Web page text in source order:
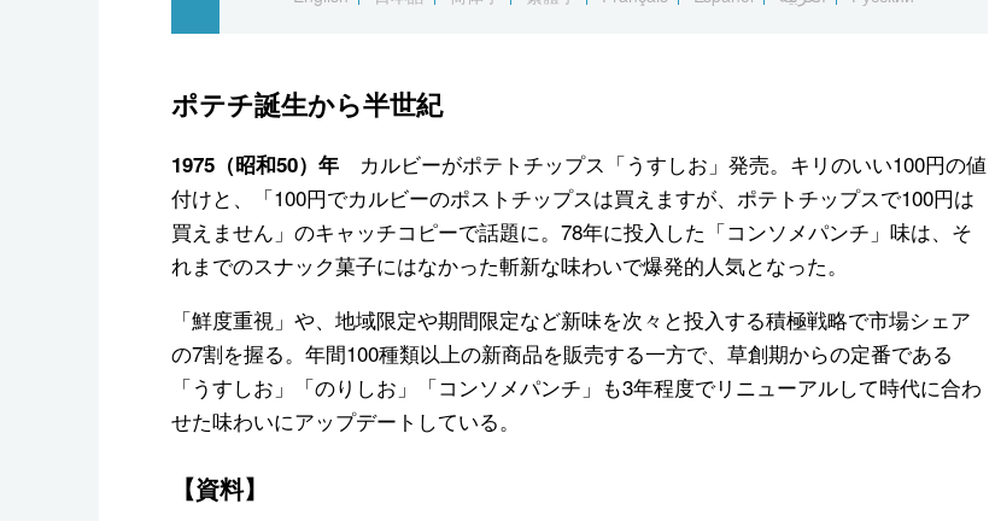
ポテチ誕生から半世紀
1975（昭和50）年カルビーがポテトチップス「うすしお」発売。キリのいい100円の値
付けと、「100円でカルビーのポストチップスは買えますが、ポテトチップスで100円は
買えません」のキャッチコピーで話題に。78年に投入した「コンソメパンチ」味は、そ
れまでのスナック菓子にはなかった斬新な味わいで爆発的人気となった。
「鮮度重視」や、地域限定や期間限定など新味を次々と投入する積極戦略で市場シェア
の7割を握る。年間100種類以上の新商品を販売する一方で、草創期からの定番である
「うすしお」「のりしお」「コンソメパンチ」も3年程度でリニューアルして時代に合わ
せた味わいにアップデートしている。
【資料】